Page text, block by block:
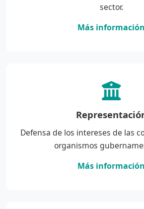
sector.
Más información
Defensa de los intereses de las
organismos
Más información